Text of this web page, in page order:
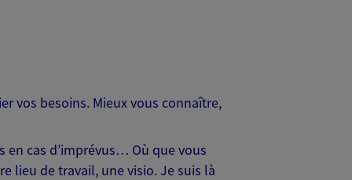
vos besoins. Mieux vous connaître,
en cas d’imprévus… Où que vous
lieu de travail, une visio. Je suis là